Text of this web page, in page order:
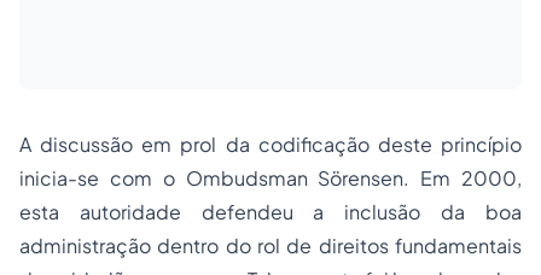
A discussão em prol da codificação deste princípio
inicia-se com o Ombudsman Sörensen. Em 2000,
esta autoridade defendeu a inclusão da boa
administração dentro do rol de direitos fundamentais